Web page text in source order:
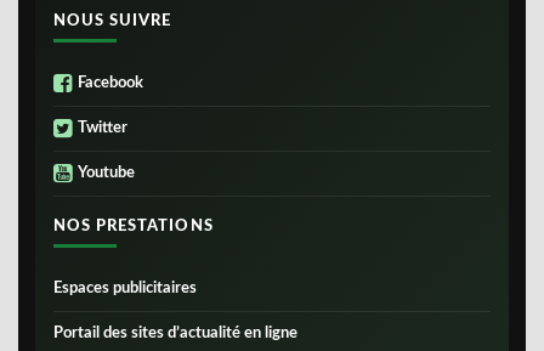
NOUS SUIVRE
Facebook
Twitter
Youtube
NOS PRESTATIONS
Espaces publicitaires
Portail des sites d’actualité en ligne